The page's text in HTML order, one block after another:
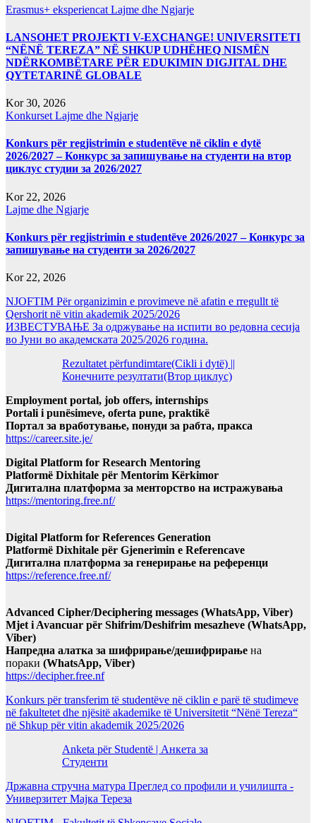
Erasmus+ eksperiencat Lajme dhe Ngjarje
LANSOHET PROJEKTI V-EXCHANGE! UNIVERSITETI
“NËNË TEREZA” NË SHKUP UDHËHEQ NISMËN
NDËRKOMBËTARE PËR EDUKIMIN DIGJITAL DHE
QYTETARINË GLOBALE
Kor 30, 2026
Konkurset Lajme dhe Ngjarje
Konkurs për regjistrimin e studentëve në ciklin e dytë
2026/2027 – Конкурс за запишување на студенти на втор
циклус студии за 2026/2027
Kor 22, 2026
Lajme dhe Ngjarje
Konkurs për regjistrimin e studentëve 2026/2027 – Конкурс за
запишување на студенти за 2026/2027
Kor 22, 2026
NJOFTIM Për organizimin e provimeve në afatin e rregullt të
Qershorit në vitin akademik 2025/2026
ИЗВЕСТУВАЊЕ За одржување на испити во редовна сесија
во Јуни во академската 2025/2026 година.
Rezultatet përfundimtare(Cikli i dytë) ||
Конечните резултати(Втор циклус)
Employment portal, job offers, internships
Portali i punësimeve, oferta pune, praktikë
Портал за вработување, понуди за рабта, пракса
https://career.site.je/
Digital Platform for Research Mentoring
Platformë Dixhitale për Mentorim Kërkimor
Дигитална платформа за менторство на истражувања
https://mentoring.free.nf/
Digital Platform for References Generation
Platformë Dixhitale për Gjenerimin e Referencave
Дигитална платформа за генерирање на референци
https://reference.free.nf/
Advanced Cipher/Deciphering messages (WhatsApp, Viber)
Mjet i Avancuar për Shifrim/Deshifrim mesazheve (WhatsApp,
Viber)
Напредна алатка за шифрирање/дешифрирање на
пораки (WhatsApp, Viber)
https://decipher.free.nf
Konkurs për transferim të studentëve në ciklin e parë të studimeve
në fakultetet dhe njësitë akademike të Universitetit “Nënë Tereza“
në Shkup për vitin akademik 2025/2026
Anketa për Studentë | Анкета за
Студенти
Државна стручна матура Преглед со профили и училишта -
Универзитет Мајка Тереза